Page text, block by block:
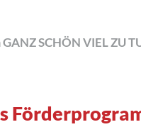
GANZ SCHÖN VIEL ZU